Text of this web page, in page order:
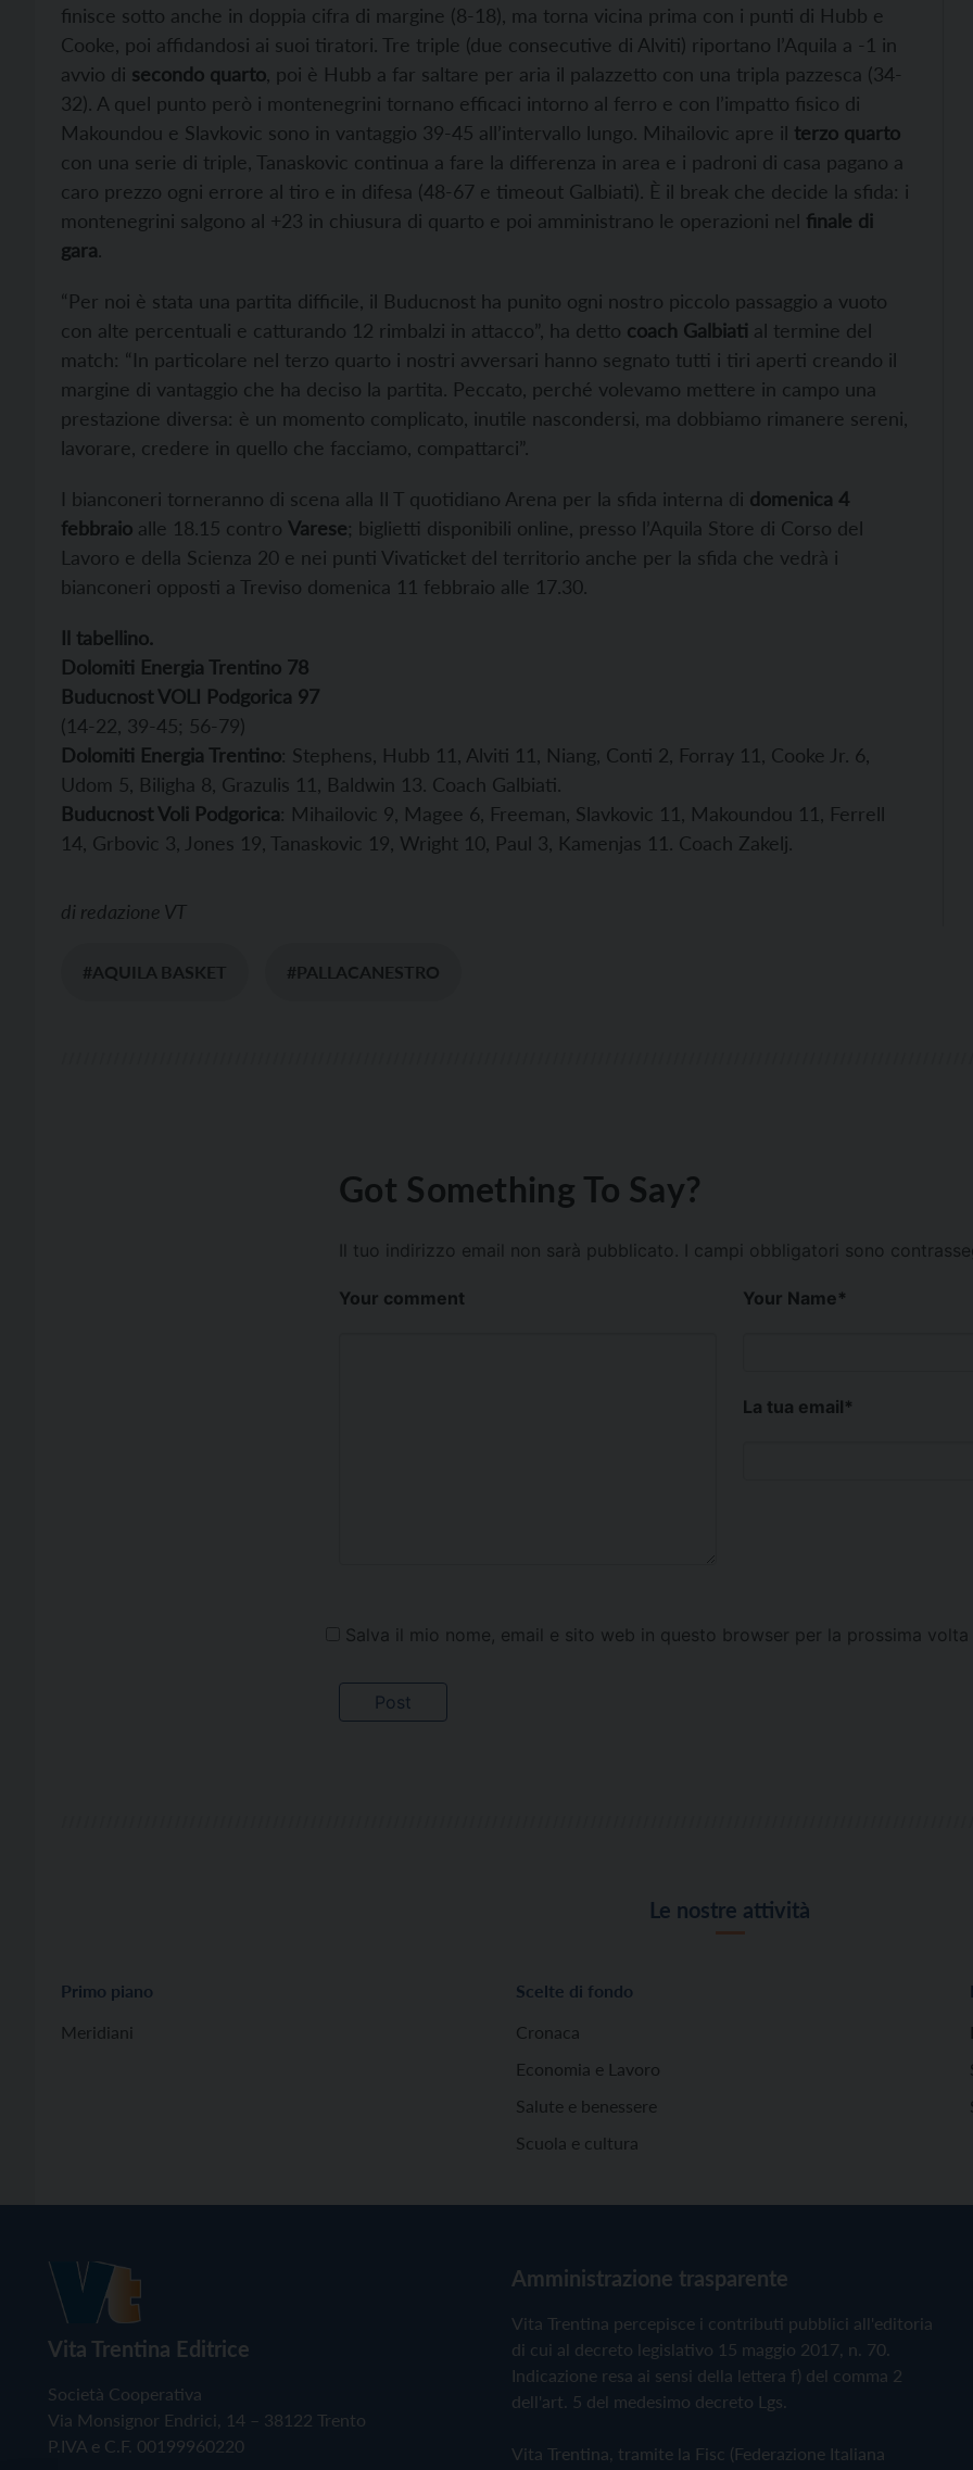
finisce sotto anche in doppia cifra di margine (8-18), ma torna vicina prima con i punti di Hubb e
Cooke, poi affidandosi ai suoi tiratori. Tre triple (due consecutive di Alviti) riportano l’Aquila a -1 in
avvio di secondo quarto , poi è Hubb a far saltare per aria il palazzetto con una tripla pazzesca (34-
32). A quel punto però i montenegrini tornano efficaci intorno al ferro e con l’impatto fisico di
Makoundou e Slavkovic sono in vantaggio 39-45 all’intervallo lungo. Mihailovic apre il terzo quarto
con una serie di triple, Tanaskovic continua a fare la differenza in area e i padroni di casa pagano a
caro prezzo ogni errore al tiro e in difesa (48-67 e timeout Galbiati). È il break che decide la sfida: i
montenegrini salgono al +23 in chiusura di quarto e poi amministrano le operazioni nel finale di
gara.
“Per noi è stata una partita difficile, il Buducnost ha punito ogni nostro piccolo passaggio a vuoto
con alte percentuali e catturando 12 rimbalzi in attacco”, ha detto coach Galbiati al termine del
match: “In particolare nel terzo quarto i nostri avversari hanno segnato tutti i tiri aperti creando il
margine di vantaggio che ha deciso la partita. Peccato, perché volevamo mettere in campo una
prestazione diversa: è un momento complicato, inutile nascondersi, ma dobbiamo rimanere sereni,
lavorare, credere in quello che facciamo, compattarci”.
I bianconeri torneranno di scena alla Il T quotidiano Arena per la sfida interna di domenica 4
febbraio alle 18.15 contro Varese; biglietti disponibili online, presso l’Aquila Store di Corso del
Lavoro e della Scienza 20 e nei punti Vivaticket del territorio anche per la sfida che vedrà i
bianconeri opposti a Treviso domenica 11 febbraio alle 17.30.
Il tabellino.
Dolomiti Energia Trentino 78
Buducnost VOLI Podgorica 97
(14-22, 39-45; 56-79)
Dolomiti Energia Trentino: Stephens, Hubb 11, Alviti 11, Niang, Conti 2, Forray 11, Cooke Jr. 6,
Udom 5, Biligha 8, Grazulis 11, Baldwin 13. Coach Galbiati.
Buducnost Voli Podgorica: Mihailovic 9, Magee 6, Freeman, Slavkovic 11, Makoundou 11, Ferrell
14, Grbovic 3, Jones 19, Tanaskovic 19, Wright 10, Paul 3, Kamenjas 11. Coach Zakelj.
di redazione VT
#AQUILA BASKET #PALLACANESTRO
Got Something To Say?
Il tuo indirizzo email non sarà pubblicato. I campi obbligatori sono
Your comment Your Name*
La tua email*
Salva il mio nome, email e sito web in questo browser per la prossima
Le nostre attività
Primo piano
Meridiani
Scelte di fondo
Cronaca
Economia e Lavoro
Salute e benessere
Scuola e cultura
Vita Trentina Editrice
Società Cooperativa
Via Monsignor Endrici, 14 – 38122 Trento
P.IVA e C.F. 00199960220
Amministrazione trasparente
Vita Trentina percepisce i contributi pubblici all'editoria
di cui al decreto legislativo 15 maggio 2017, n. 70.
Indicazione resa ai sensi della lettera f) del comma 2
dell'art. 5 del medesimo decreto Lgs.
Vita Trentina, tramite la Fisc (Federazione Italiana